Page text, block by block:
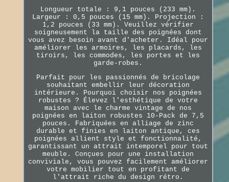
Longueur totale : 9,1 pouces (233 mm).
Largeur : 0,5 pouces (15 mm). Projection :
1,2 pouces (33 mm). Veuillez vérifier
soigneusement la taille des poignées dont
vous avez besoin avant d'acheter. Idéal pour
améliorer les armoires, les placards, les
tiroirs, les commodes, les portes et les
garde-robes.
Parfait pour les passionnés de bricolage
souhaitant embellir leur décoration
intérieure. Pourquoi choisir nos poignées
robustes ? Élevez l'esthétique de votre
maison avec le charme vintage de nos
poignées en laiton robustes 10-Pack de 7,5
pouces. Fabriquées en alliage de zinc
durable et finies en laiton antique, ces
poignées allient style et fonctionnalité,
garantissant un attrait intemporel pour tout
meuble. Conçues pour une installation
conviviale, vous pouvez facilement améliorer
votre mobilier tout en profitant de
l'attrait riche du design rétro.